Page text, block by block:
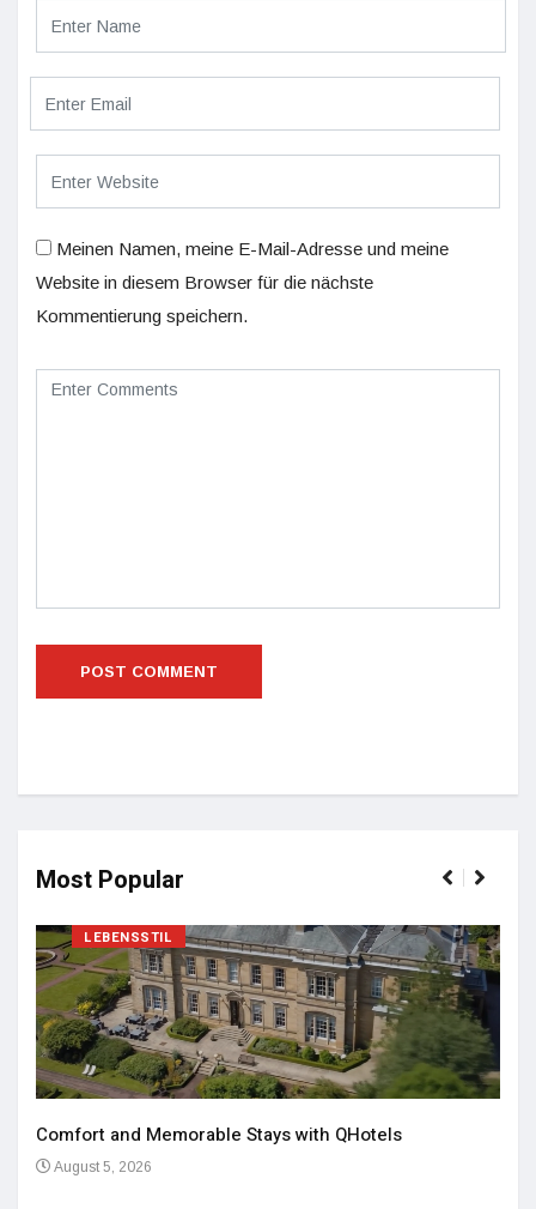
Meinen Namen, meine E-Mail-Adresse und meine
Website in diesem Browser für die nächste
Kommentierung speichern.
Most Popular
LEBENSSTIL
Comfort and Memorable Stays with QHotels
August 5, 2026